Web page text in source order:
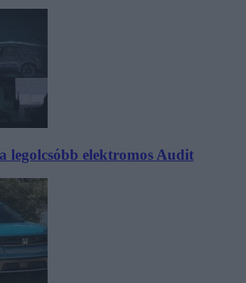
legolcsóbb elektromos Audit